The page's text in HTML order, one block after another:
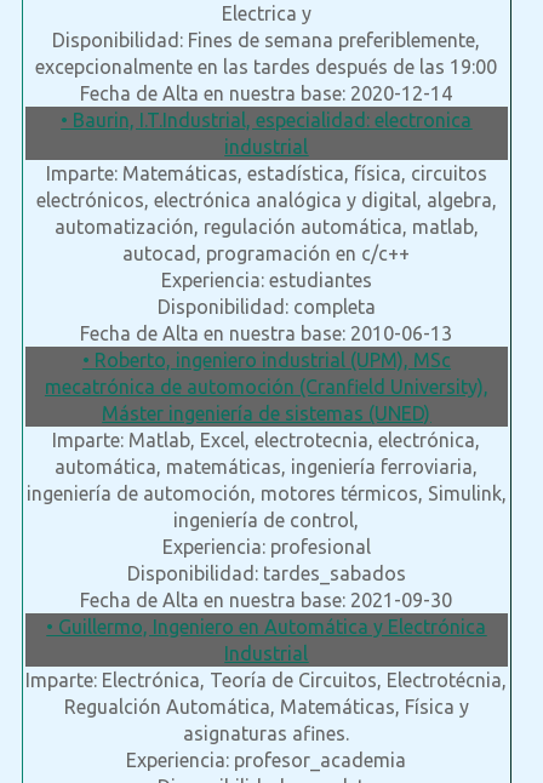
Electrica y
Disponibilidad: Fines de semana preferiblemente,
excepcionalmente en las tardes después de las 19:00
Fecha de Alta en nuestra base: 2020-12-14
• Baurin, I.T.Industrial, especialidad: electronica
industrial
Imparte: Matemáticas, estadística, física, circuitos
electrónicos, electrónica analógica y digital, algebra,
automatización, regulación automática, matlab,
autocad, programación en c/c++
Experiencia: estudiantes
Disponibilidad: completa
Fecha de Alta en nuestra base: 2010-06-13
• Roberto, ingeniero industrial (UPM), MSc
mecatrónica de automoción (Cranfield University),
Máster ingeniería de sistemas (UNED)
Imparte: Matlab, Excel, electrotecnia, electrónica,
automática, matemáticas, ingeniería ferroviaria,
ingeniería de automoción, motores térmicos, Simulink,
ingeniería de control,
Experiencia: profesional
Disponibilidad: tardes_sabados
Fecha de Alta en nuestra base: 2021-09-30
• Guillermo, Ingeniero en Automática y Electrónica
Industrial
Imparte: Electrónica, Teoría de Circuitos, Electrotécnia,
Regualción Automática, Matemáticas, Física y
asignaturas afines.
Experiencia: profesor_academia